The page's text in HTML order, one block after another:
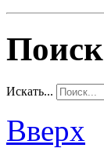
Поиск
Искать...
Вверх